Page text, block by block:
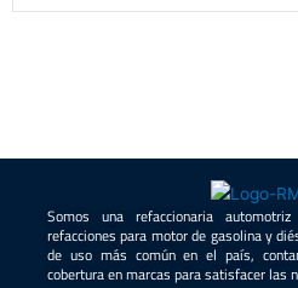
Somos una refaccionaria
refacciones para motor de gasolina y
de uso más común en el país,
cobertura en marcas para satisfacer las